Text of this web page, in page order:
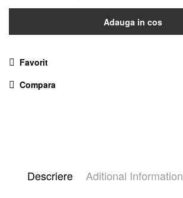
Adauga in cos
Favorit
Compara
Descriere Aditional Information